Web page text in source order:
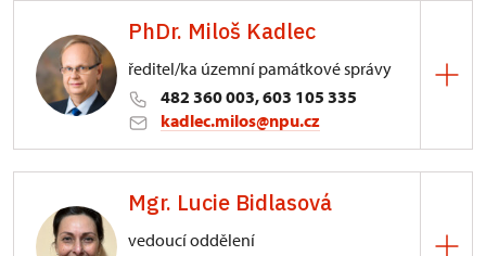
PhDr. Miloš Kadlec
ředitel/ka územní památkové správy
482 360 003, 603 105 335
kadlec.milos@npu.cz
3/, Sychrov 3
Mgr. Lucie Bidlasová
vedoucí oddělení